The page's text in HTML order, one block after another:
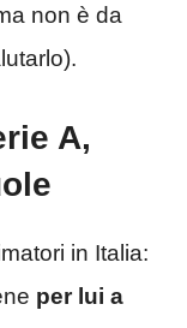
non è da
A,
in Italia:
per lui a